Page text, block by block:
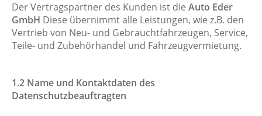
Der Vertragspartner des Kunden ist die Auto Eder
GmbH Diese übernimmt alle Leistungen, wie z.B. den
Vertrieb von Neu- und Gebrauchtfahrzeugen, Service,
Teile- und Zubehörhandel und Fahrzeugvermietung.
1.2 Name und Kontaktdaten des
Datenschutzbeauftragten